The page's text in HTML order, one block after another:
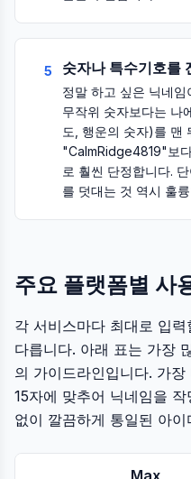
5 숫자나 특수기호를
정말 하고 싶은 닉네
무작위 숫자보다는 나
도, 행운의 숫자)를 맨
"CalmRidge4819"보
로 훨씬 단정합니다.
를 덧대는 것 역시 훌
주요 플랫폼별 사
각 서비스마다 최대로 입
다릅니다. 아래 표는 가장
의 가이드라인입니다. 가
15자에 맞추어 닉네임을
없이 깔끔하게 통일된 아
Max